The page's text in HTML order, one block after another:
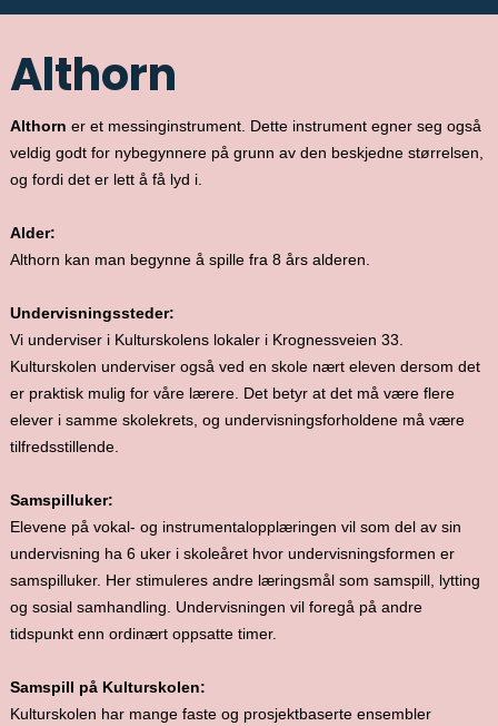
Althorn
Althorn er et messinginstrument. Dette instrument egner seg også
veldig godt for nybegynnere på grunn av den beskjedne størrelsen,
og fordi det er lett å få lyd i.
Alder:
Althorn kan man begynne å spille fra 8 års alderen.
Undervisningssteder:
Vi underviser i Kulturskolens lokaler i Krognessveien 33.
Kulturskolen underviser også ved en skole nært eleven dersom det
er praktisk mulig for våre lærere. Det betyr at det må være flere
elever i samme skolekrets, og undervisningsforholdene må være
tilfredsstillende.
Samspilluker:
Elevene på vokal- og instrumentalopplæringen vil som del av sin
undervisning ha 6 uker i skoleåret hvor undervisningsformen er
samspilluker. Her stimuleres andre læringsmål som samspill, lytting
og sosial samhandling. Undervisningen vil foregå på andre
tidspunkt enn ordinært oppsatte timer.
Samspill på Kulturskolen:
Kulturskolen har mange faste og prosjektbaserte ensembler